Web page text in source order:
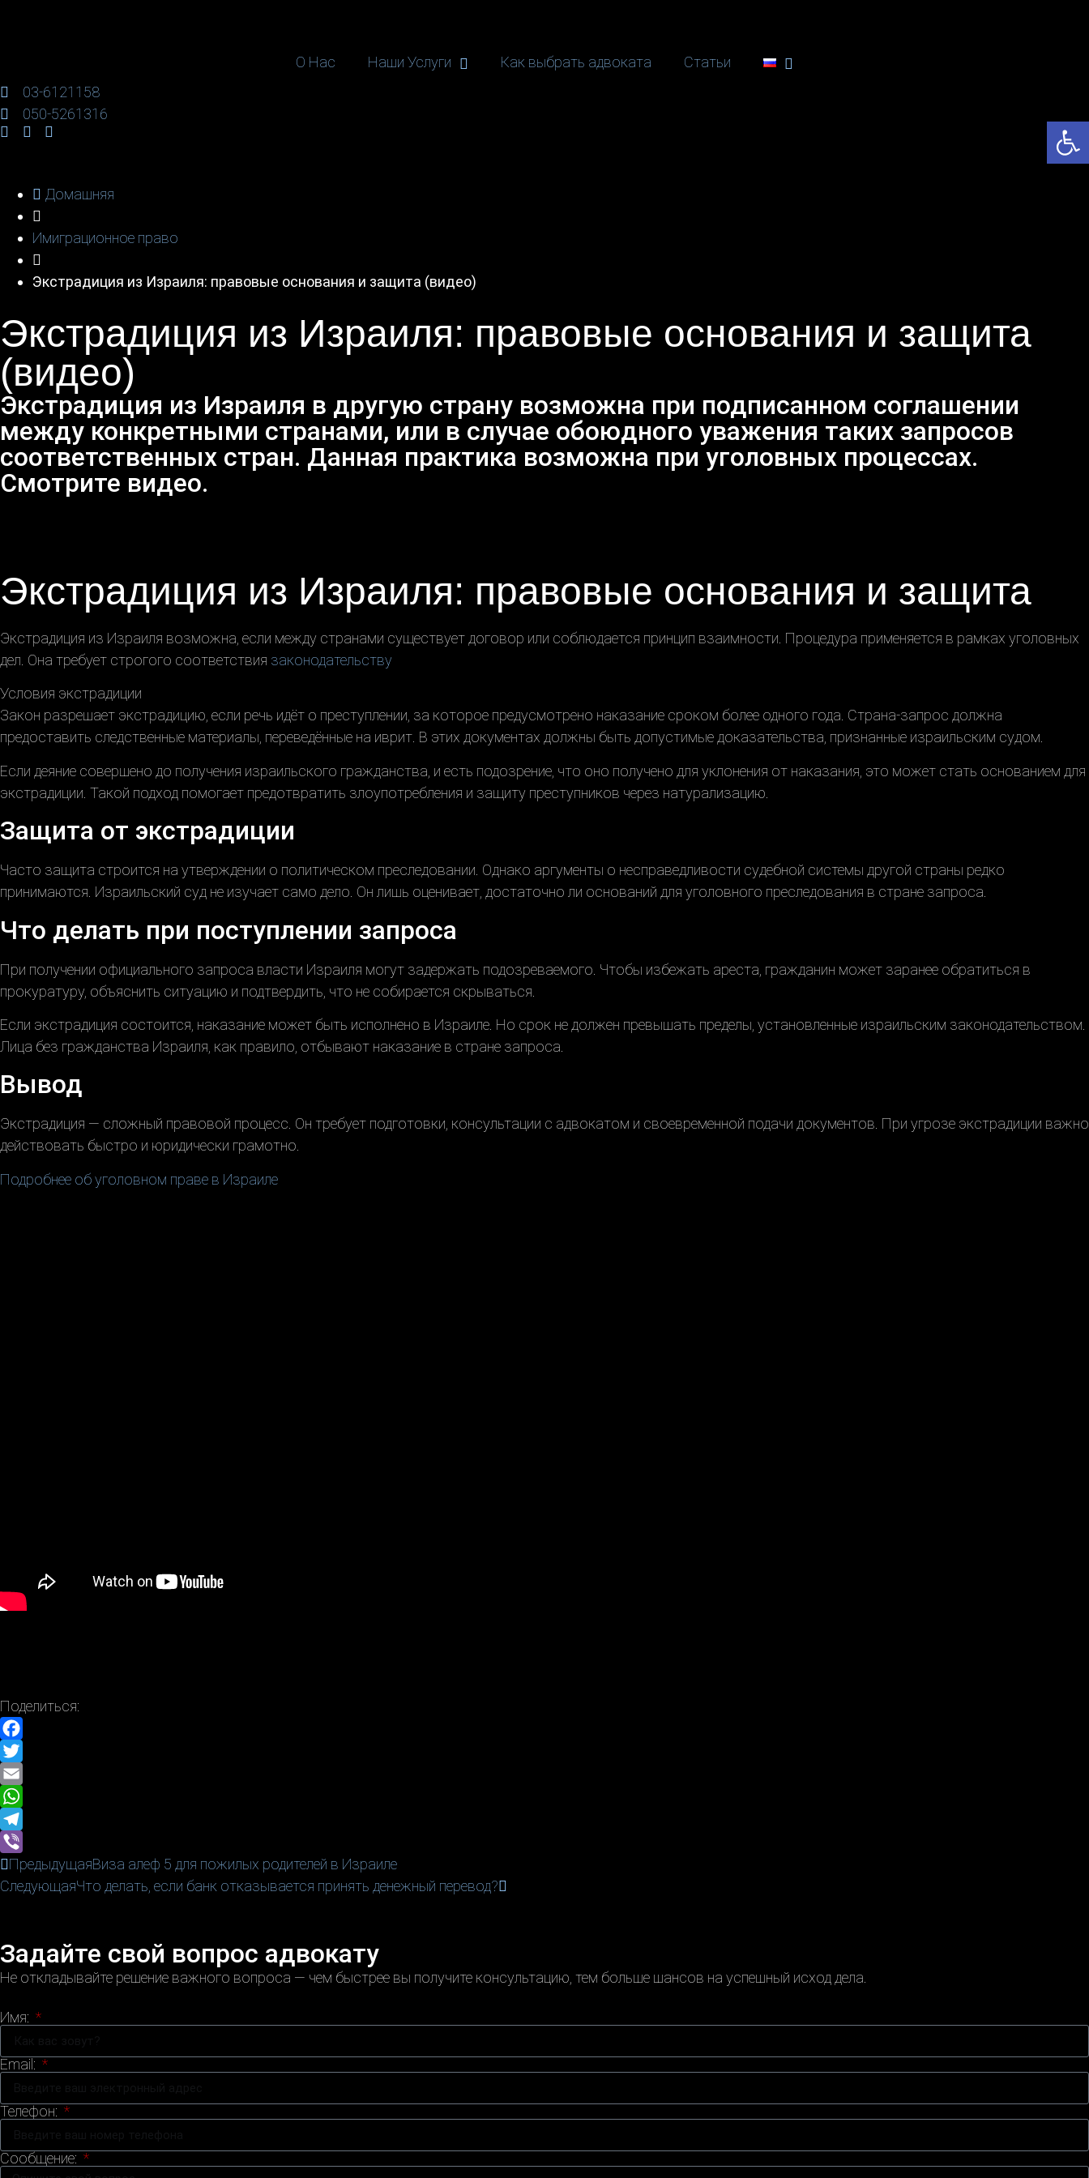
O Нас Наши Услуги Как выбрать адвоката
Статьи
03-6121158
050-5261316
Домашняя
Имиграционное право
Экстрадиция из Израиля: правовые основания и защита (видео)
Экстрадиция из Израиля: правовые основания и защита
(видео)
Экстрадиция из Израиля в другую страну возможна при подписанном соглашении
между конкретными странами, или в случае обоюдного уважения таких запросов
соответственных стран. Данная практика возможна при уголовных процессах.
Смотрите видео.
Экстрадиция из Израиля: правовые основания и защита
Экстрадиция из Израиля возможна, если между странами существует договор или соблюдается принцип взаимности. Процедура применяется в рамках уголовных
дел. Она требует строгого соответствия законодательству
Условия экстрадиции
Закон разрешает экстрадицию, если речь идёт о преступлении, за которое предусмотрено наказание сроком более одного года. Страна-запрос должна
предоставить следственные материалы, переведённые на иврит. В этих документах должны быть допустимые доказательства, признанные израильским судом.
Если деяние совершено до получения израильского гражданства, и есть подозрение, что оно получено для уклонения от наказания, это может стать основанием для
экстрадиции. Такой подход помогает предотвратить злоупотребления и защиту преступников через натурализацию.
Защита от экстрадиции
Часто защита строится на утверждении о политическом преследовании. Однако аргументы о несправедливости судебной системы другой страны редко
принимаются. Израильский суд не изучает само дело. Он лишь оценивает, достаточно ли оснований для уголовного преследования в стране запроса.
Что делать при поступлении запроса
При получении официального запроса власти Израиля могут задержать подозреваемого. Чтобы избежать ареста, гражданин может заранее обратиться в
прокуратуру, объяснить ситуацию и подтвердить, что не собирается скрываться.
Если экстрадиция состоится, наказание может быть исполнено в Израиле. Но срок не должен превышать пределы, установленные израильским законодательством.
Лица без гражданства Израиля, как правило, отбывают наказание в стране запроса.
Вывод
Экстрадиция — сложный правовой процесс. Он требует подготовки, консультации с адвокатом и своевременной подачи документов. При угрозе экстрадиции важно
действовать быстро и юридически грамотно.
Подробнее об уголовном праве в Израиле
Поделиться:
Facebook
Twitter
Email
WhatsApp
Telegram
Viber
ПредыдущаяВиза алеф 5 для пожилых родителей в Израиле
СледующаяЧто делать, если банк отказывается принять денежный перевод?
Задайте свой вопрос адвокату
Не откладывайте решение важного вопроса — чем быстрее вы получите консультацию, тем больше шансов на успешный исход дела.
Имя:
Email:
Телефон:
Сообщение: